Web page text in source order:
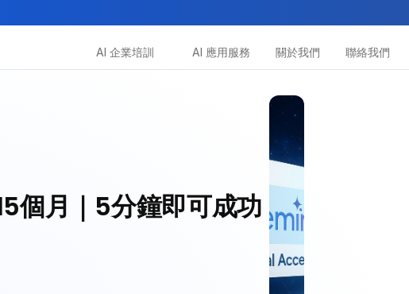
個月｜5分鐘即可成功
AI 企業培訓 AI 應用服務 關於我們 聯絡我們